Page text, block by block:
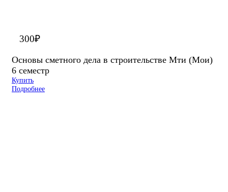
300₽
Основы сметного дела в строительстве Мти (Мои)
6 семестр
Купить
Подробнее